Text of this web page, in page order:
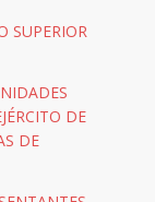
SUPERIOR
DE
DE